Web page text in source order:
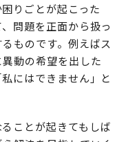
りごとが起こった
問題を正面から扱っ
ものです。例えばス
動の希望を出した
にはできません」と
ことが起きてもしば